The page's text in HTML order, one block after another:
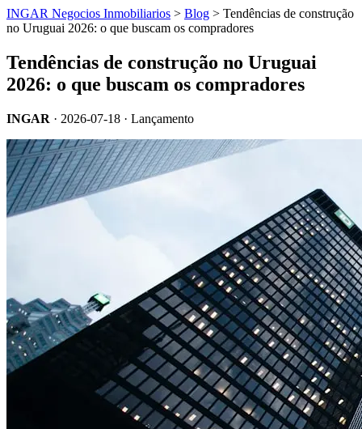
INGAR Negocios Inmobiliarios > Blog > Tendências de construção
no Uruguai 2026: o que buscam os compradores
Tendências de construção no Uruguai
2026: o que buscam os compradores
INGAR · 2026-07-18 · Lançamento